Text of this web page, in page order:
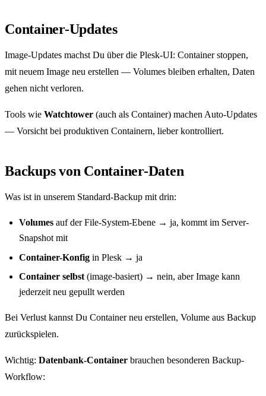
Container-Updates
Image-Updates machst Du über die Plesk-UI: Container stoppen,
mit neuem Image neu erstellen — Volumes bleiben erhalten, Daten
gehen nicht verloren.
Tools wie Watchtower (auch als Container) machen Auto-Updates
— Vorsicht bei produktiven Containern, lieber kontrolliert.
Backups von Container-Daten
Was ist in unserem Standard-Backup mit drin:
Volumes auf der File-System-Ebene → ja, kommt im Server-
Snapshot mit
Container-Konfig in Plesk → ja
Container selbst (image-basiert) → nein, aber Image kann
jederzeit neu gepullt werden
Bei Verlust kannst Du Container neu erstellen, Volume aus Backup
zurückspielen.
Wichtig: Datenbank-Container brauchen besonderen Backup-
Workflow: